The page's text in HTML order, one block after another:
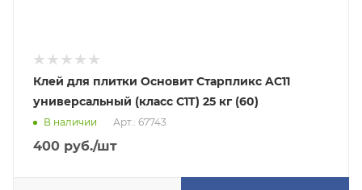
Клей для плитки Основит Старпликс AC11
универсальный (класс C1T) 25 кг (60)
В наличии Арт.: 67743
400 руб./шт